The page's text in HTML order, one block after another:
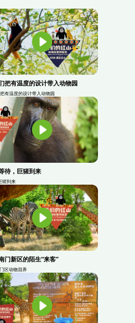
把有温度的设计带入动物园
有温度的设计带入动物园
待，巨猩到来
猩到来
门新区的陌生“来客”
区动物混养